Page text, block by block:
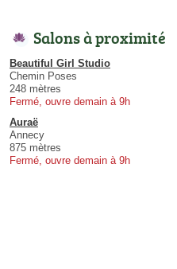
Salons à proximité
Beautiful Girl Studio
Chemin Poses
248 mètres
Fermé, ouvre demain à 9h
Auraë
Annecy
875 mètres
Fermé, ouvre demain à 9h